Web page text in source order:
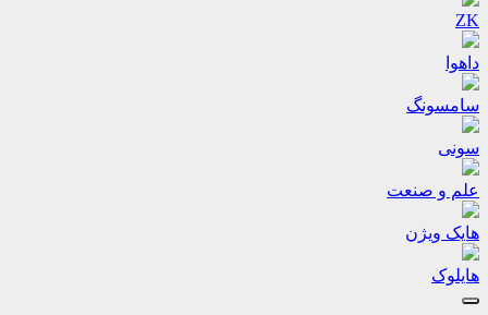
ZK
داهوا
سامسونگ
سونی
علم و صنعت
هایک ویژن
هایلوک